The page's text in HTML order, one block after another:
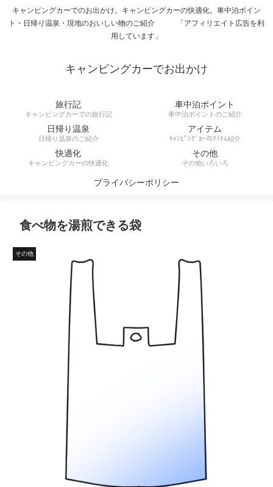
キャンピングカーでのお出かけ。キャンピングカーの快適化。車中泊ポイン
ト・日帰り温泉・現地のおいしい物のご紹介 「アフィリエイト広告を利
用しています」
キャンピングカーでお出かけ
旅行記
キャンピングカーでの旅行記
車中泊ポイント
車中泊ポイントのご紹介
日帰り温泉
日帰り温泉のご紹介
アイテム
ｷｬﾝﾋﾟﾝｸﾞｶｰのｱｲﾃﾑ紹介
快適化
キャンピングカーの快適化
その他
その他いろいろ
プライバシーポリシー
食べ物を湯煎できる袋
その他